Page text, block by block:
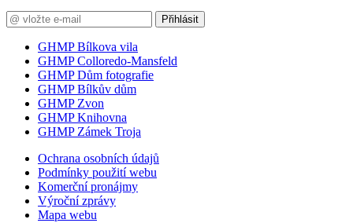
Přihlásit
GHMP Bílkova vila
GHMP Colloredo-Mansfeld
GHMP Dům fotografie
GHMP Bílkův dům
GHMP Zvon
GHMP Knihovna
GHMP Zámek Troja
Ochrana osobních údajů
Podmínky použití webu
Komerční pronájmy
Výroční zprávy
Mapa webu